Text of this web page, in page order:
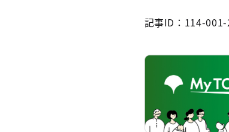
記事ID：114-